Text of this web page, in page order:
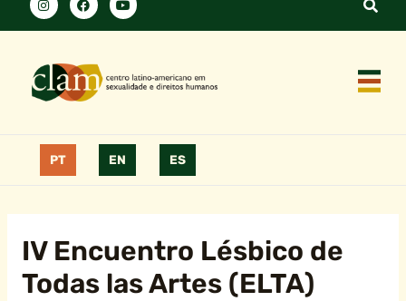
PT EN ES
IV Encuentro Lésbico de
Todas las Artes (ELTA)